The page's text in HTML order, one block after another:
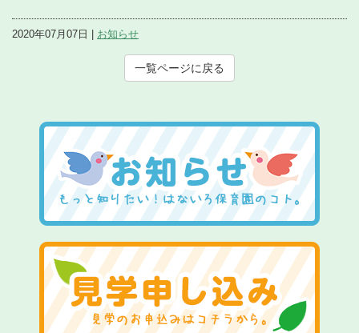
2020年07月07日 | お知らせ
一覧ページに戻る